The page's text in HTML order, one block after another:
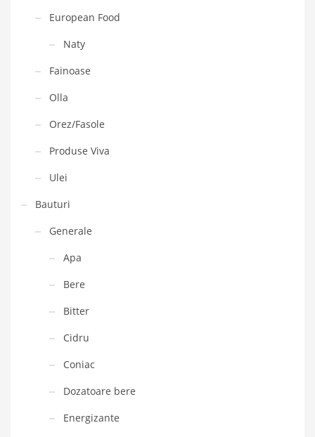
European Food
Naty
Fainoase
Olla
Orez/Fasole
Produse Viva
Ulei
Bauturi
Generale
Apa
Bere
Bitter
Cidru
Coniac
Dozatoare bere
Energizante